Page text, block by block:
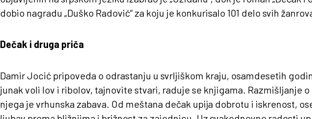
dobio nagradu „Duško Radović“ za koju je konkurisalo 101 delo svih
Dečak i druga priča
Damir Jocić pripoveda o odrastanju u svrljiškom kraju, osamdesetih
junak voli lov i ribolov, tajnovite stvari, raduje se knjigama. Razmišljanje o
njega je vrhunska zabava. Od meštana dečak upija dobrotu i iskrenost,